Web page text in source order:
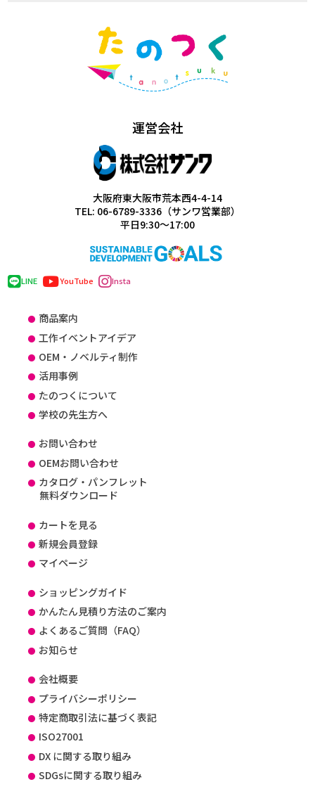
運営会社
大阪府東大阪市荒本西4-4-14
TEL: 06-6789-3336（サンワ営業部）
平日9:30～17:00
LINE YouTube Insta
商品案内
工作イベントアイデア
OEM・ノベルティ制作
活用事例
たのつくについて
学校の先生方へ
お問い合わせ
OEMお問い合わせ
カタログ・パンフレット
無料ダウンロード
カートを見る
新規会員登録
マイページ
ショッピングガイド
かんたん見積り方法のご案内
よくあるご質問（FAQ）
お知らせ
会社概要
プライバシーポリシー
特定商取引法に基づく表記
ISO27001
DX に関する取り組み
SDGsに関する取り組み